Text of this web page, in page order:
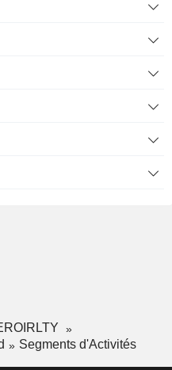
Segments d'Activités